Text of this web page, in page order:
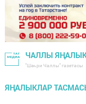
ЧАЛЛЫ
"Шәһри Чаллы" газетасы
ЯҢАЛЫКЛАР